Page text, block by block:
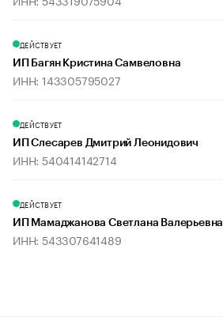
ДЕЙСТВУЕТ
ИП Багян Кристина Самвеловна
ИНН: 143305795027
ДЕЙСТВУЕТ
ИП Слесарев Дмитрий Леонидович
ИНН: 540414142714
ДЕЙСТВУЕТ
ИП Мамаджанова Светлана Валерьевна
ИНН: 543307641489